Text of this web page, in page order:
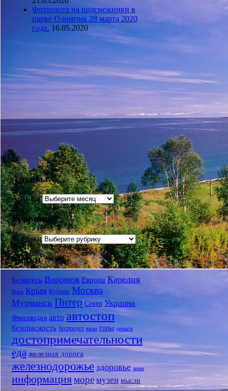
Фотоохота на подснежники в
парке Олимпик 28 марта 2020
года. 16.05.2020
Архивы
Архивы
Рубрики
Рубрики
Метки
Беларусь Воронеж Европа Карелия
Киев Крым Кубань Москва
Мурманск Питер Север Украина
Финляндия авто автостоп
безопасность беспредел визы горы деньги
достопримечательности
еда железная дорога
железнодорожье здоровье зима
информацияморе музеи мысли